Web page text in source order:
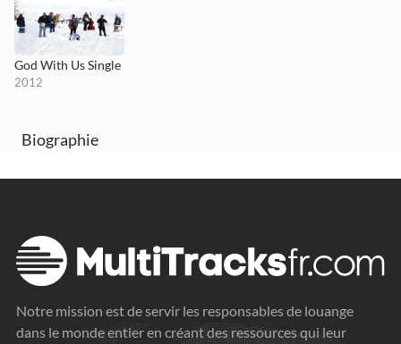
God With Us Single
2012
Biographie
Notre mission est de servir les responsables de louange
dans le monde entier en créant des ressources qui leur